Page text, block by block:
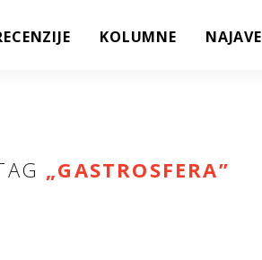
KOLUMNE NAJAVE
„GASTROSFERA”